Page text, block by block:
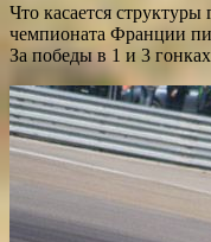
Что касается
чемпионата Франции
За победы в 1 и 3